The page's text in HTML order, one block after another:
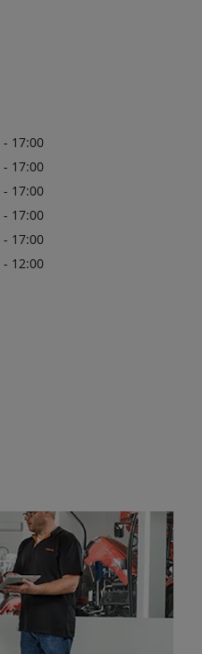
- 17:00
- 17:00
- 17:00
- 17:00
- 17:00
- 12:00